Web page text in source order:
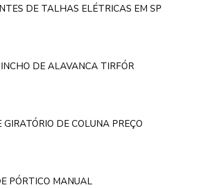
DE TALHAS ELÉTRICAS EM SP
DE ALAVANCA TIRFÓR
DE COLUNA PREÇO
PÓRTICO MANUAL